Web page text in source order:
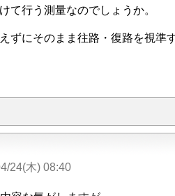
て行う測量なのでしょうか。
ずにそのまま往路・復路を視準
24(木) 08:40